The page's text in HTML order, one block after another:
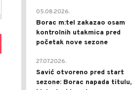
05.08.2026.
Borac m:tel zakazao osam
kontrolnih utakmica pred
početak nove sezone
27.07.2026.
Savić otvoreno pred start
sezone: Borac napada titulu,